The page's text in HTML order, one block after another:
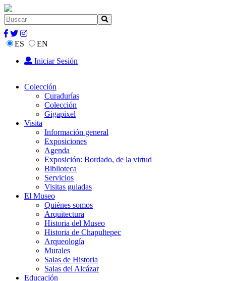
ES
EN
Iniciar Sesión
Colección
Curadurías
Colección
Gigapixel
Visita
Información general
Exposiciones
Agenda
Exposición: Bordado, de la virtud
Biblioteca
Servicios
Visitas guiadas
El Museo
Quiénes somos
Arquitectura
Historia del Museo
Historia de Chapultepec
Arqueología
Murales
Salas de Historia
Salas del Alcázar
Educación